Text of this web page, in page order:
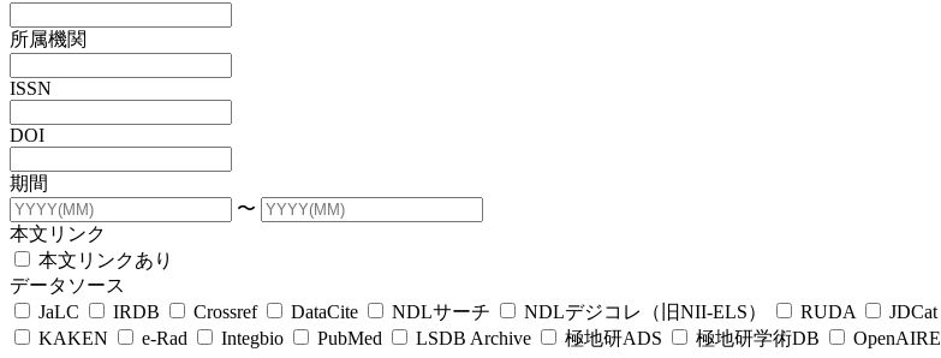
所属機関
ISSN
DOI
期間
〜
本文リンク
本文リンクあり
データソース
JaLC
IRDB Crossref DataCite NDLサーチ NDLデジコレ（旧NII-ELS） RUDA JDCat
KAKEN
e-Rad Integbio PubMed LSDB Archive 極地研ADS 極地研学術DB OpenAIRE